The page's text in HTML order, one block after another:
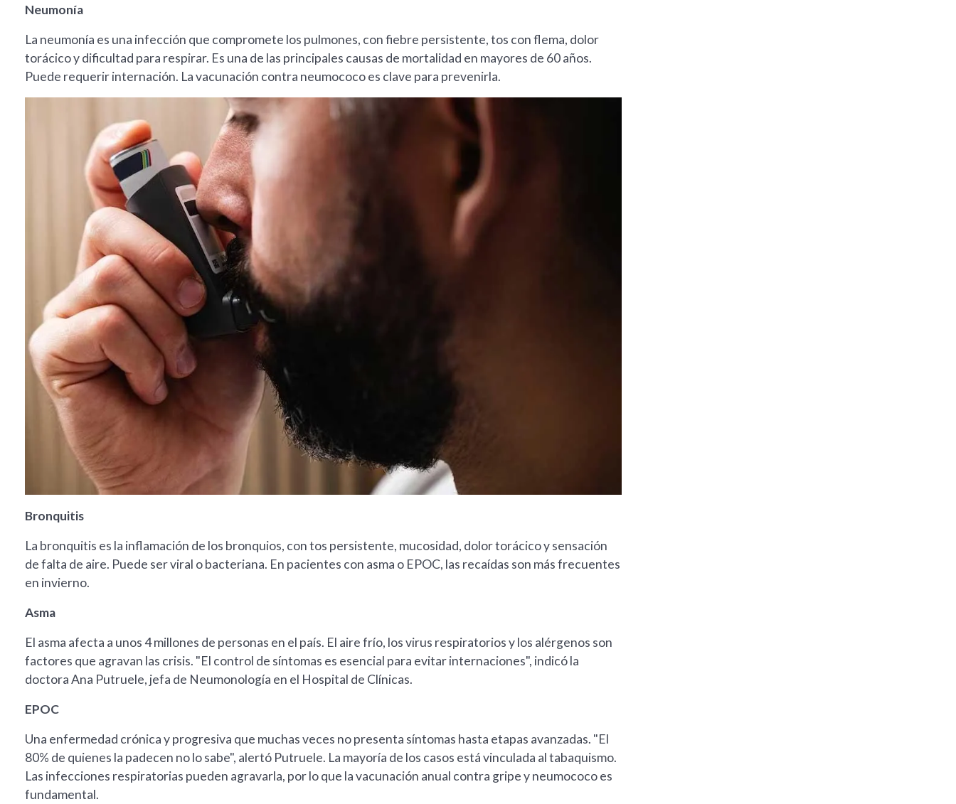
Neumonía
La neumonía es una infección que compromete los pulmones, con fiebre persistente, tos con flema, dolor
torácico y dificultad para respirar. Es una de las principales causas de mortalidad en mayores de 60 años.
Puede requerir internación. La vacunación contra neumococo es clave para prevenirla.
Bronquitis
La bronquitis es la inflamación de los bronquios, con tos persistente, mucosidad, dolor torácico y sensación
de falta de aire. Puede ser viral o bacteriana. En pacientes con asma o EPOC, las recaídas son más frecuentes
en invierno.
Asma
El asma afecta a unos 4 millones de personas en el país. El aire frío, los virus respiratorios y los alérgenos son
factores que agravan las crisis. "El control de síntomas es esencial para evitar internaciones", indicó la
doctora Ana Putruele, jefa de Neumonología en el Hospital de Clínicas.
EPOC
Una enfermedad crónica y progresiva que muchas veces no presenta síntomas hasta etapas avanzadas. "El
80% de quienes la padecen no lo sabe", alertó Putruele. La mayoría de los casos está vinculada al tabaquismo.
Las infecciones respiratorias pueden agravarla, por lo que la vacunación anual contra gripe y neumococo es
fundamental.